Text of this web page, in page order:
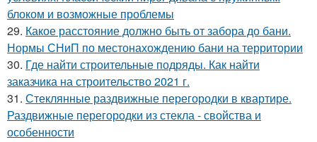
блоком и возможные проблемы
29. Какое расстояние должно быть от забора до бани.
Нормы СНиП по местонахождению бани на территории
30. Где найти строительные подряды. Как найти
заказчика на строительство 2021 г.
31. Стеклянные раздвижные перегородки в квартире.
Раздвижные перегородки из стекла - свойства и
особенности